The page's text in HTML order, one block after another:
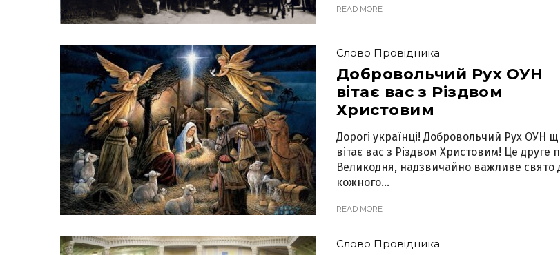
READ MORE
Слово Провідника
Добровольчий Рух ОУН
вітає вас з Різдвом
Христовим
Дорогі українці! Добровольчий Рух ОУН
вітає вас з Різдвом Христовим! Це друге
Великодня, надзвичайно важливе свято
кожного...
READ MORE
Слово Провідника